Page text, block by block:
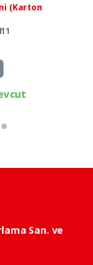
(Karton
San. ve